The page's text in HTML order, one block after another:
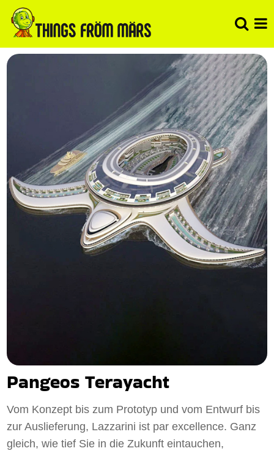
Pangeos Terayacht
Vom Konzept bis zum Prototyp und vom Entwurf bis
zur Auslieferung, Lazzarini ist par excellence. Ganz
gleich, wie tief Sie in die Zukunft eintauchen,